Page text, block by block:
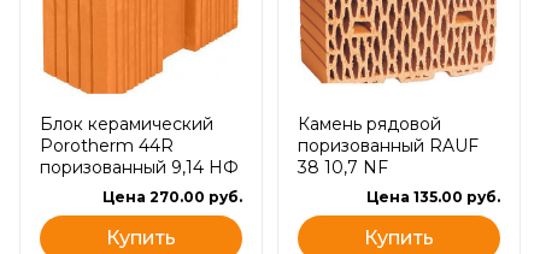
Блок керамический
Porotherm 44R
поризованный 9,14 НФ
Цена 270.00 руб.
Купить
Камень рядовой
поризованный RAUF
38 10,7 NF
Цена 135.00 руб.
Купить